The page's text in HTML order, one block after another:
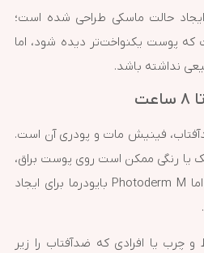
حالت ماسکی طراحی شده است؛
پوست یکنواخت‌تر دیده شود، اما
نداشته باشد.
فینیش مات و پودری آن است.
یا رنگی ممکن است روی پوست براق،
چرب یا سنگین دیده شوند؛ اما Photoderm M بایودرما برای ایجاد
چرب یا افرادی که ضدآفتاب را زیر